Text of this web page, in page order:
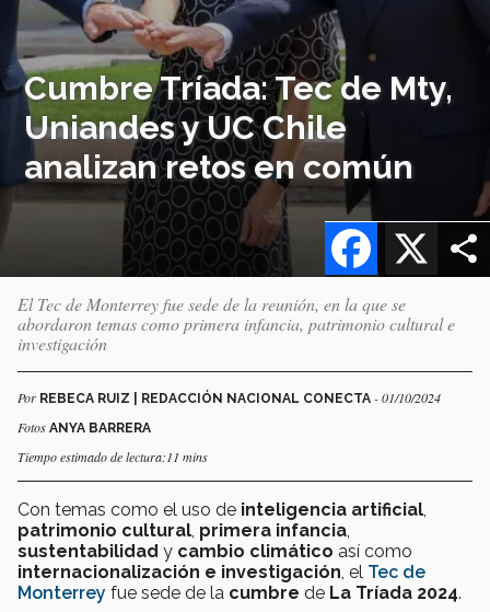
Cumbre Tríada: Tec de Mty,
Uniandes y UC Chile
analizan retos en común
X
Facebook
El Tec de Monterrey fue sede de la reunión, en la que se
abordaron temas como primera infancia, patrimonio cultural e
investigación
Por REBECA RUIZ | REDACCIÓN NACIONAL CONECTA - 01/10/2024
Fotos ANYA BARRERA
Tiempo estimado de lectura:11 mins
Con temas como el uso de inteligencia artificial
patrimonio cultural primera infancia
sustentabilidad y cambio climático así como
internacionalización e investigación , el Tec de
Monterrey fue sede de la cumbre de La Tríada 2024.